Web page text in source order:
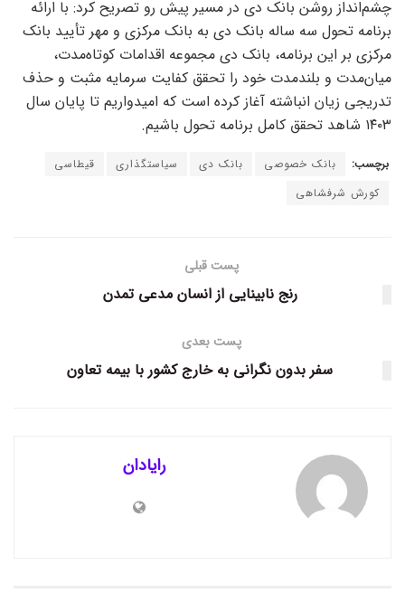
چشم‌انداز روشن بانک دی در مسیر پیش رو تصریح کرد: با ارائه
برنامه تحول سه ساله بانک دی به بانک مرکزی و مهر تأیید بانک
مرکزی بر این برنامه، بانک دی مجموعه اقدامات کوتاه‌مدت،
میان‌مدت و بلندمدت خود را تحقق کفایت سرمایه مثبت و حذف
تدریجی زیان انباشته آغاز کرده است که امیدواریم تا پایان سال
۱۴۰۳ شاهد تحقق کامل برنامه تحول باشیم.
برچسب: بانک خصوصی بانک دی سیاستگذاری
قیطاسی
کورش شرفشاهی
پست قبلی
رنج نابینایی از انسان مدعی تمدن
پست بعدی
سفر بدون نگرانی به خارج کشور با بیمه تعاون
رایادان